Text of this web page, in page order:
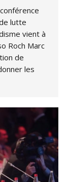
lutte
vient à
Roch Marc
de
les